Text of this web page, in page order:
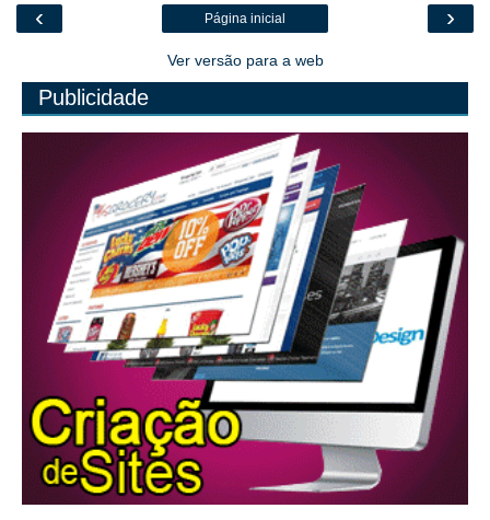
‹ ›
Página inicial
Ver versão para a web
Publicidade